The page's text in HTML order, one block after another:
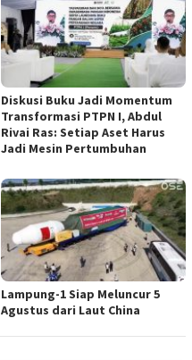
Diskusi Buku Jadi Momentum
Transformasi PTPN I, Abdul
Rivai Ras: Setiap Aset Harus
Jadi Mesin Pertumbuhan
Lampung-1 Siap Meluncur 5
Agustus dari Laut China